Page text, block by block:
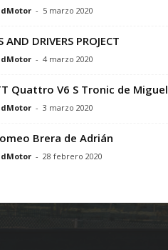
- 5 marzo 2020
AND DRIVERS PROJECT
- 4 marzo 2020
Quattro V6 S Tronic de Miguel
- 3 marzo 2020
Brera de Adrián
- 28 febrero 2020